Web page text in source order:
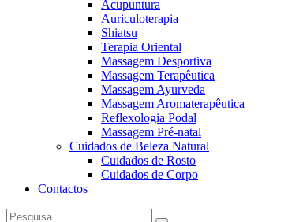
Acupuntura
Auriculoterapia
Shiatsu
Terapia Oriental
Massagem Desportiva
Massagem Terapêutica
Massagem Ayurveda
Massagem Aromaterapêutica
Reflexologia Podal
Massagem Pré-natal
Cuidados de Beleza Natural
Cuidados de Rosto
Cuidados de Corpo
Contactos
Pesquisa